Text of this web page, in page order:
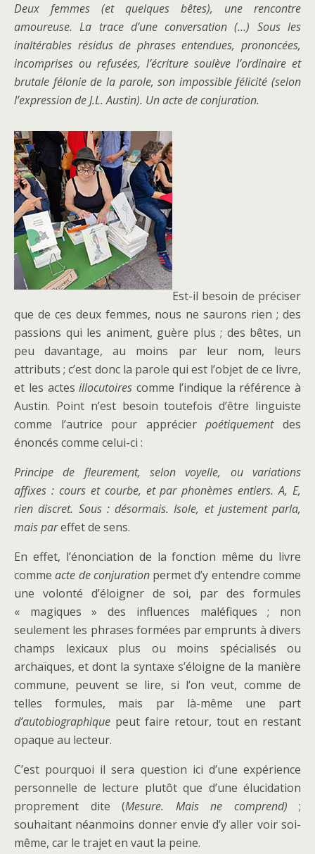
Deux femmes (et quelques bêtes), une rencontre
amoureuse. La trace d’une conversation (…) Sous les
inaltérables résidus de phrases entendues, prononcées,
incomprises ou refusées, l’écriture soulève l’ordinaire et
brutale félonie de la parole, son impossible félicité (selon
l’expression de J.L. Austin). Un acte de conjuration.
Est-il besoin de préciser
que de ces deux femmes, nous ne saurons rien ; des
passions qui les animent, guère plus ; des bêtes, un
peu davantage, au moins par leur nom, leurs
attributs ; c’est donc la parole qui est l’objet de ce livre,
et les actesillocutoires comme l’indique la référence à
Austin. Point n’est besoin toutefois d’être linguiste
comme l’autrice pour apprécierpoétiquementdes
énoncés comme celui-ci :
Principe de fleurement, selon voyelle, ou variations
affixes : cours et courbe, et par phonèmes entiers. A, E,
rien discret. Sous : désormais. Isole, et justement parla,
mais pareffet de sens.
En effet, l’énonciation de la fonction même du livre
commeacte de conjurationpermet d’y entendre comme
une volonté d’éloigner de soi, par des formules
« magiques » des influences maléfiques ; non
seulement les phrases formées par emprunts à divers
champs lexicaux plus ou moins spécialisés ou
archaïques, et dont la syntaxe s’éloigne de la manière
commune, peuvent se lire, si l’on veut, comme de
telles formules, mais par là-même une part
d’autobiographique peut faire retour, tout en restant
opaque au lecteur.
C’est pourquoi il sera question ici d’une expérience
personnelle de lecture plutôt que d’une élucidation
proprement dite (Mesure. Mais ne comprend) ;
souhaitant néanmoins donner envie d’y aller voir soi-
même, car le trajet en vaut la peine.